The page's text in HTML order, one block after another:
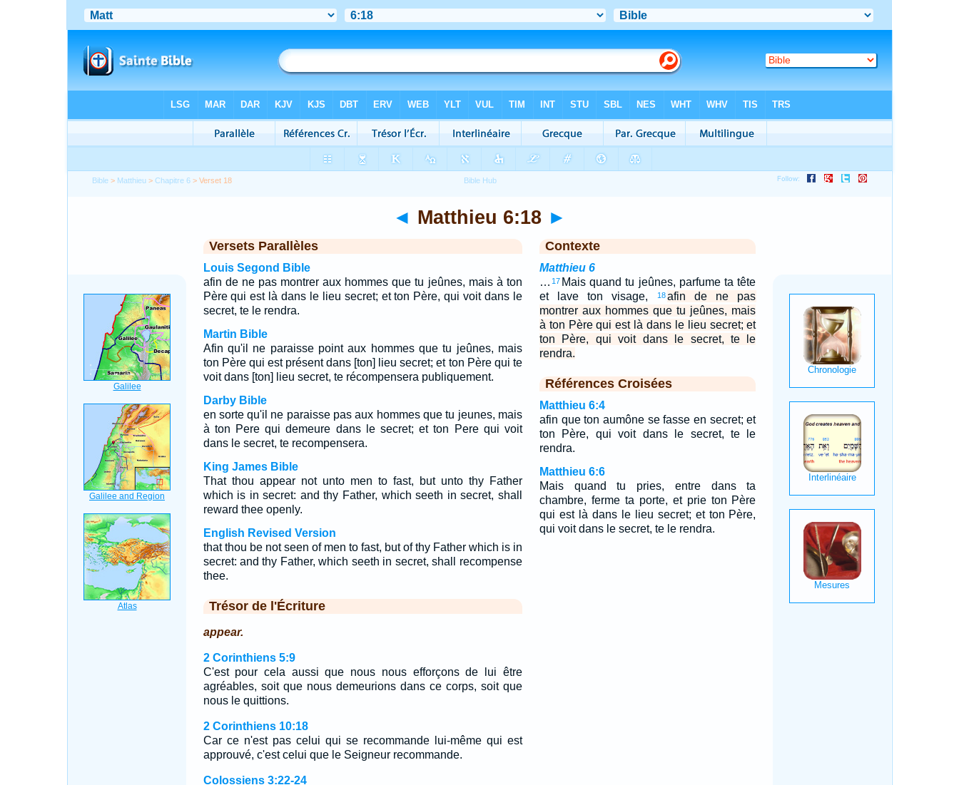
Bible > Matthieu >Chapitre 6 > Verset 18
◄ Matthieu 6:18 ►
Versets Parallèles
Louis Segond Bible
afin de ne pas montrer aux hommes que tu jeûnes, mais à ton
Père qui est là dans le lieu secret; et ton Père, qui voit dans le
secret, te le rendra.
Martin Bible
Afin qu'il ne paraisse point aux hommes que tu jeûnes, mais
ton Père qui est présent dans [ton] lieu secret; et ton Père qui te
voit dans [ton] lieu secret, te récompensera publiquement.
Darby Bible
en sorte qu'il ne paraisse pas aux hommes que tu jeunes, mais
à ton Pere qui demeure dans le secret; et ton Pere qui voit
dans le secret, te recompensera.
King James Bible
That thou appear not unto men to fast, but unto thy Father
which is in secret: and thy Father, which seeth in secret, shall
reward thee openly.
English Revised Version
that thou be not seen of men to fast, but of thy Father which is in
secret: and thy Father, which seeth in secret, shall recompense
thee.
Trésor de l'Écriture
appear.
2 Corinthiens 5:9
C'est pour cela aussi que nous nous efforçons de lui être
agréables, soit que nous demeurions dans ce corps, soit que
nous le quittions.
2 Corinthiens 10:18
Car ce n'est pas celui qui se recommande lui-même qui est
approuvé, c'est celui que le Seigneur recommande.
Colossiens 3:22-24
Contexte
Matthieu 6
… 17 Mais quand tu jeûnes, parfume ta tête
et lave ton visage,
18afin de ne pas
montrer aux hommes que tu jeûnes, mais
à ton Père qui est là dans le lieu secret; et
ton Père, qui voit dans le secret, te le
rendra.
Références Croisées
Matthieu 6:4
afin que ton aumône se fasse en secret; et
ton Père, qui voit dans le secret, te le
rendra.
Matthieu 6:6
Mais quand tu pries, entre dans ta
chambre, ferme ta porte, et prie ton Père
qui est là dans le lieu secret; et ton Père,
qui voit dans le secret, te le rendra.